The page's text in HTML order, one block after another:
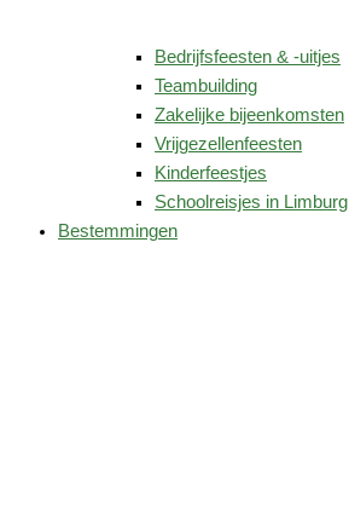
Bedrijfsfeesten & -uitjes
Teambuilding
Zakelijke bijeenkomsten
Vrijgezellenfeesten
Kinderfeestjes
Schoolreisjes in Limburg
Bestemmingen